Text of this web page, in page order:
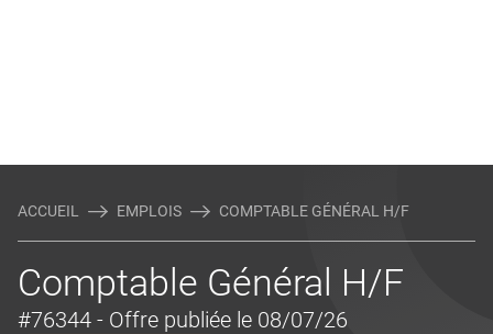
ACCUEIL EMPLOIS COMPTABLE GÉNÉRAL H/F
Comptable Général H/F
#76344 - Offre publiée le 08/07/26